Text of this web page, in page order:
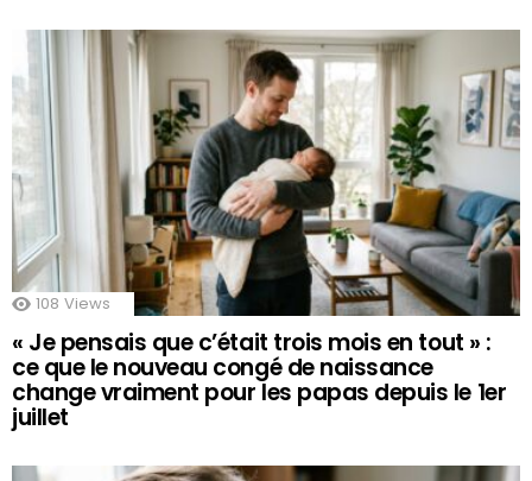
108 Views
« Je pensais que c’était trois mois en tout » :
ce que le nouveau congé de naissance
change vraiment pour les papas depuis le 1er
juillet